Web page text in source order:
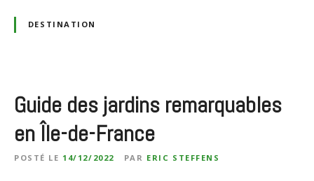
DESTINATION
Guide des jardins remarquables
en Île-de-France
POSTÉ LE 14/12/2022 PAR ERIC STEFFENS